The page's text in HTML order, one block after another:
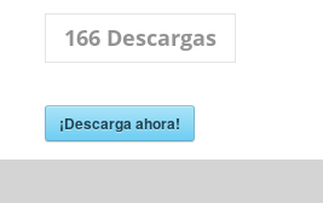
166Descargas
¡Descarga ahora!